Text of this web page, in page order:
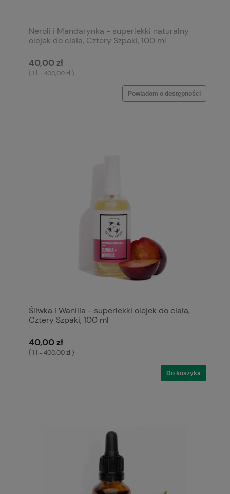
Neroli i Mandarynka - superlekki naturalny
olejek do ciała, Cztery Szpaki, 100 ml
40,00 zł
( 1 l = 400,00 zł )
Powiadom o dostępności
Śliwka i Wanilia - superlekki olejek do ciała,
Cztery Szpaki, 100 ml
40,00 zł
( 1 l = 400,00 zł )
Do koszyka